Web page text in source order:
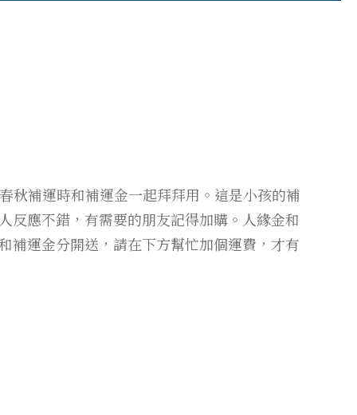
秋補運時和補運金一起拜拜用。這是小孩的補
反應不錯，有需要的朋友記得加購。人緣金和
補運金分開送，請在下方幫忙加個運費，才有